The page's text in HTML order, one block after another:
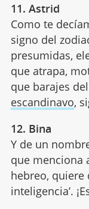
11. Astrid
Como te
signo del
presumidas,
que atrapa,
que barajes
escandinavo,
12. Bina
Y de un
que menciona
hebreo, quiere
inteligencia’.